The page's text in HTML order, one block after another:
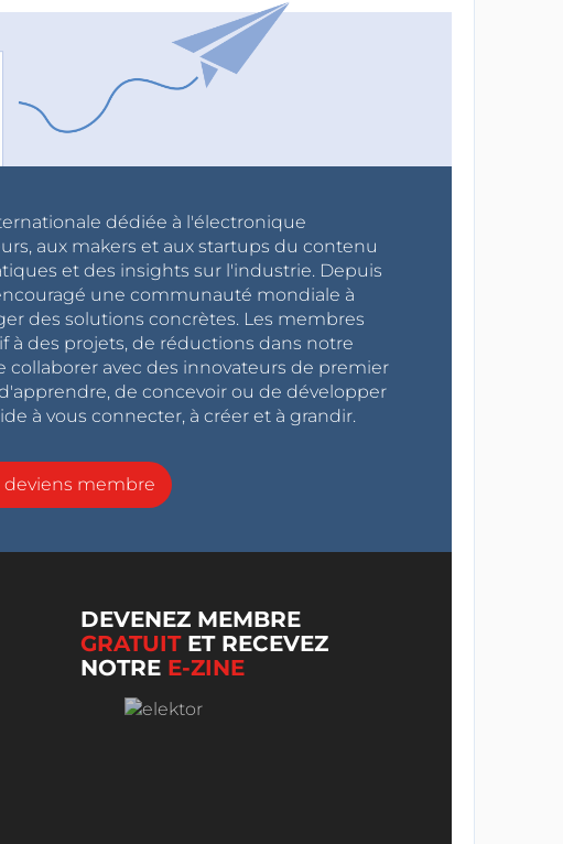
dédiée à l'électronique
aux makers et aux startups du contenu
et des insights sur l'industrie. Depuis
une communauté mondiale à
des solutions concrètes. Les membres
à des projets, de réductions dans notre
avec des innovateurs de premier
de concevoir ou de développer
à vous connecter, à créer et à grandir.
deviens membre
DEVENEZ MEMBRE
GRATUITET RECEVEZ
NOTRE E-ZINE